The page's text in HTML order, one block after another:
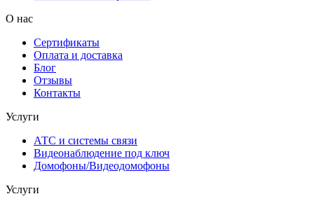
О нас
Сертификаты
Оплата и доставка
Блог
Отзывы
Контакты
Услуги
АТС и системы связи
Видеонаблюдение под ключ
Домофоны/Видеодомофоны
Услуги